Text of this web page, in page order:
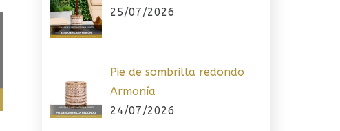
25/07/2026
Pie de sombrilla redondo
Armonía
24/07/2026